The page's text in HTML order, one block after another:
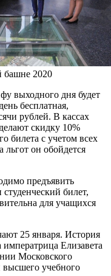
башне 2020
выходного дня будет
бесплатная,
рублей. В кассах
скидку 10%
билета с учетом всех
льгот он обойдется
предъявить
билет,
для учащихся
25 января. История
императрица Елизавета
Московского
высшего учебного